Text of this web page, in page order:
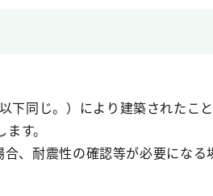
下同じ。）により建築されたこ
す。
、耐震性の確認等が必要になる